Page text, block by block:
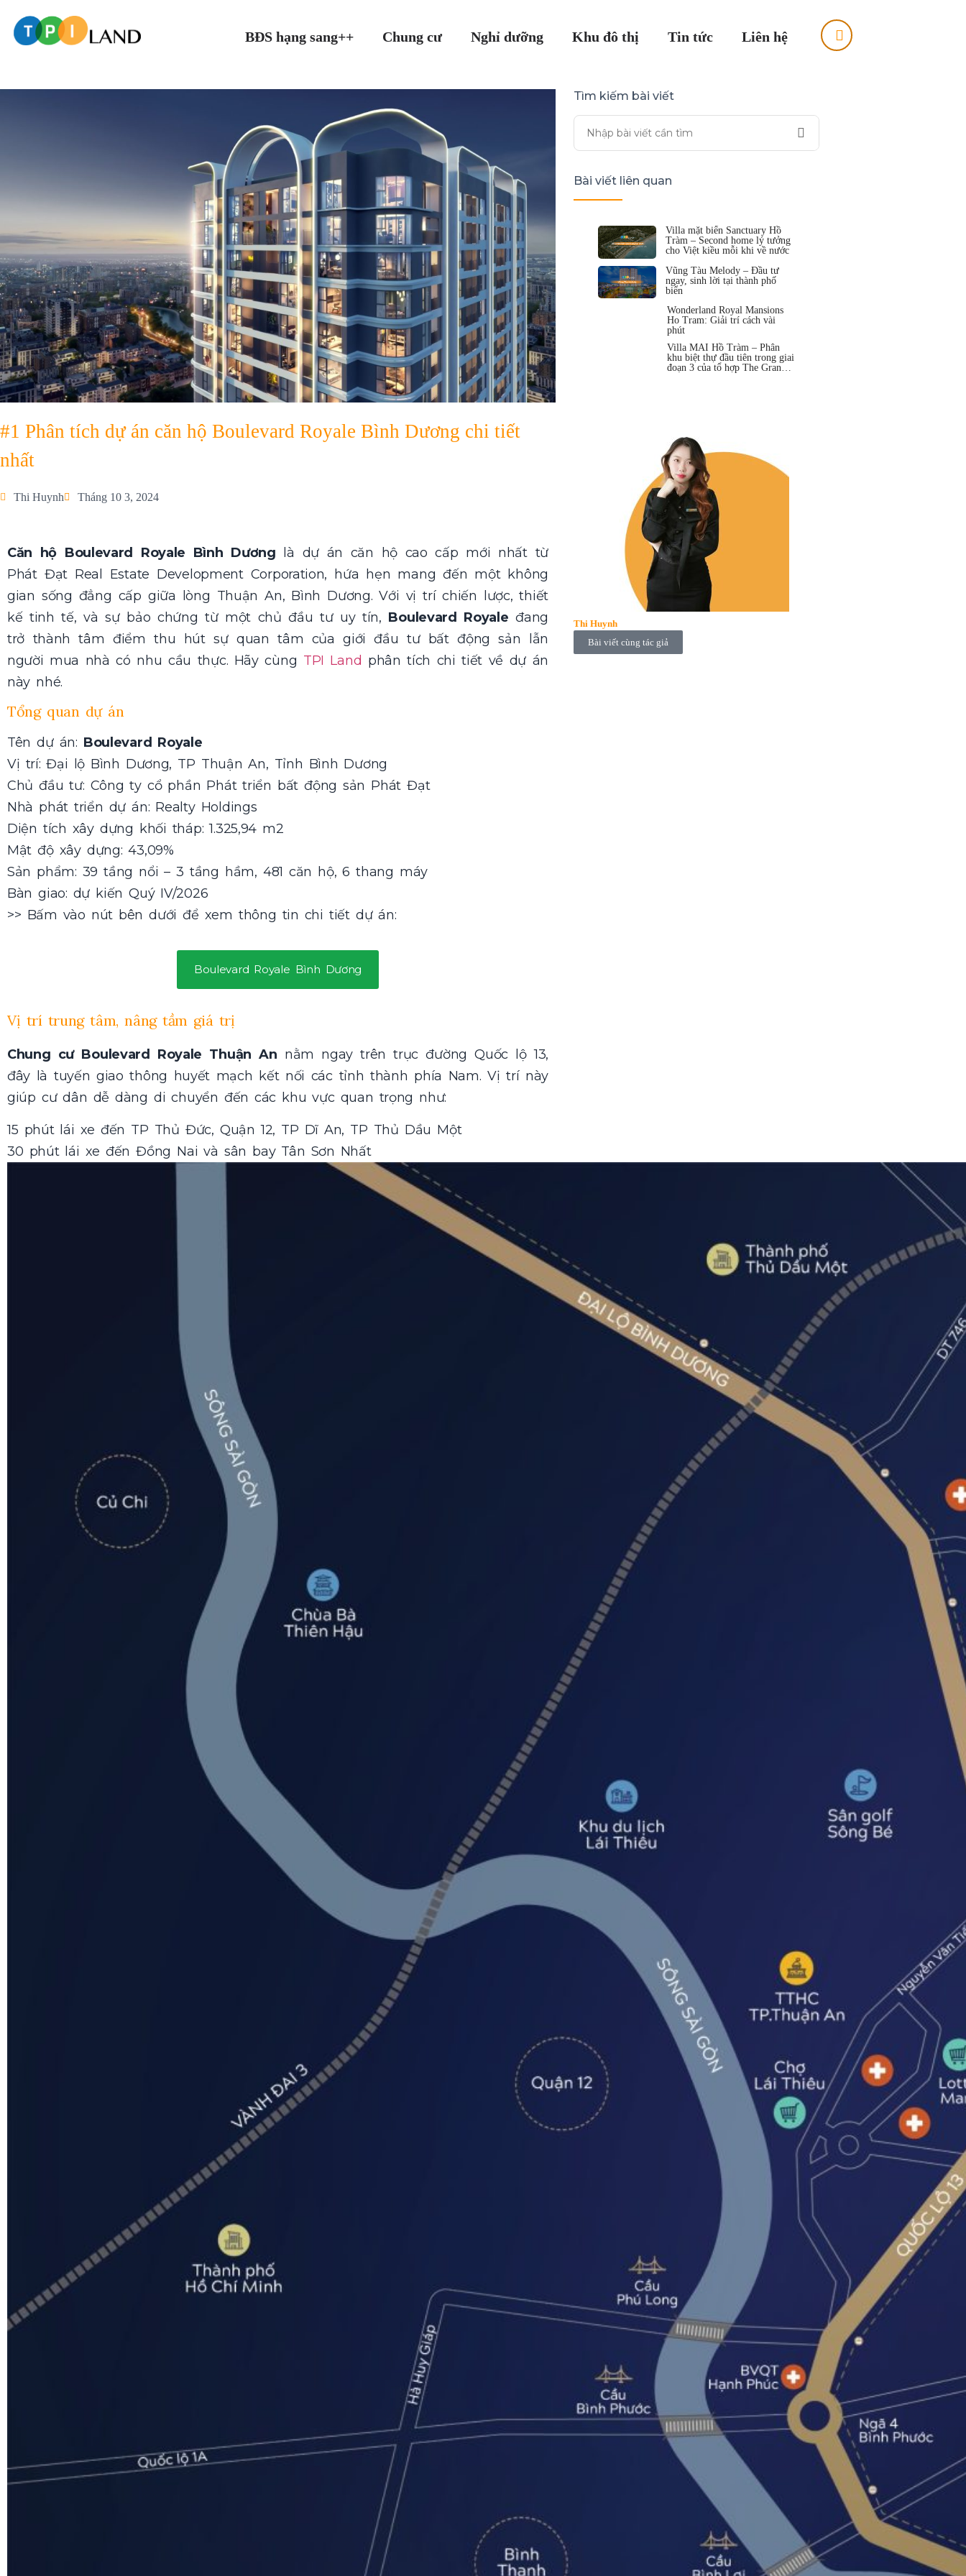
BĐS hạng sang++ Chung cư Nghỉ dưỡng Khu đô thị Tin tức Liên hệ
#1 Phân tích dự án căn hộ Boulevard Royale Bình Dương chi tiết
nhất
Thi Huynh Tháng 10 3, 2024
Căn hộ Boulevard Royale Bình Dương là dự án căn hộ cao cấp mới nhất từ
Phát Đạt Real Estate Development Corporation, hứa hẹn mang đến một không
gian sống đẳng cấp giữa lòng Thuận An, Bình Dương. Với vị trí chiến lược, thiết
kế tinh tế, và sự bảo chứng từ một chủ đầu tư uy tín, Boulevard Royale đang
trở thành tâm điểm thu hút sự quan tâm của giới đầu tư bất động sản lẫn
người mua nhà có nhu cầu thực. Hãy cùng TPI Land phân tích chi tiết về dự án
này nhé.
Tổng quan dự án
Tên dự án: Boulevard Royale
Vị trí: Đại lộ Bình Dương, TP Thuận An, Tỉnh Bình Dương
Chủ đầu tư: Công ty cổ phần Phát triển bất động sản Phát Đạt
Nhà phát triển dự án: Realty Holdings
Diện tích xây dựng khối tháp: 1.325,94 m2
Mật độ xây dựng: 43,09%
Sản phẩm: 39 tầng nổi – 3 tầng hầm, 481 căn hộ, 6 thang máy
Bàn giao: dự kiến Quý IV/2026
>> Bấm vào nút bên dưới để xem thông tin chi tiết dự án:
Boulevard Royale Bình Dương
Vị trí trung tâm, nâng tầm giá trị
Chung cư Boulevard Royale Thuận An nằm ngay trên trục đường Quốc lộ 13,
đây là tuyến giao thông huyết mạch kết nối các tỉnh thành phía Nam. Vị trí này
giúp cư dân dễ dàng di chuyển đến các khu vực quan trọng như:
15 phút lái xe đến TP Thủ Đức, Quận 12, TP Dĩ An, TP Thủ Dầu Một
30 phút lái xe đến Đồng Nai và sân bay Tân Sơn Nhất
Tìm kiếm bài viết
Bài viết liên quan
Villa mặt biển Sanctuary Hồ
Tràm – Second home lý tưởng
cho Việt kiều mỗi khi về nước
Vũng Tàu Melody – Đầu tư
ngay, sinh lời tại thành phố
biển
Wonderland Royal Mansions
Ho Tram: Giải trí cách vài
phút
Villa MAI Hồ Tràm – Phân
khu biệt thự đầu tiên trong giai
đoạn 3 của tổ hợp The Grand
Thi Huynh
Bài viết cùng tác giả